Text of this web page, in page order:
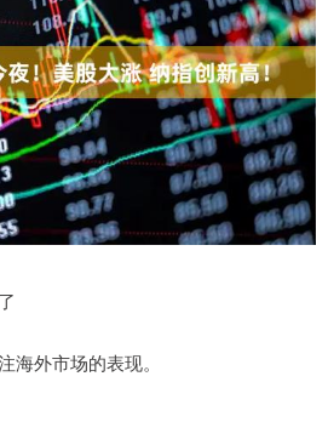
外市场的表现。